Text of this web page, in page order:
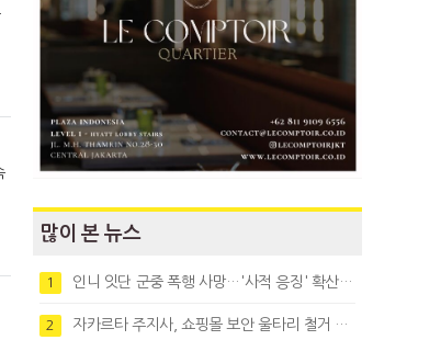
많이 본 뉴스
1 인니 잇단 군중 폭행 사망…'사적 응징' 확산에 법치 우려
2 자카르타 주지사, 쇼핑몰 보안 울타리 철거 요청…"치안 문제없다"